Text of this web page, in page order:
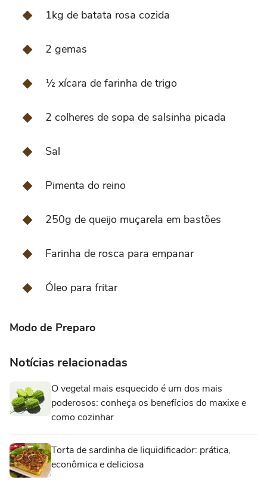
1kg de batata rosa cozida
2 gemas
½ xícara de farinha de trigo
2 colheres de sopa de salsinha picada
Sal
Pimenta do reino
250g de queijo muçarela em bastões
Farinha de rosca para empanar
Óleo para fritar
Modo de Preparo
Notícias relacionadas
O vegetal mais esquecido é um dos mais
poderosos: conheça os benefícios do maxixe e
como cozinhar
Torta de sardinha de liquidificador: prática,
econômica e deliciosa